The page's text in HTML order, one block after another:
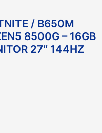
/ B650M
8500G – 16GB
27″ 144HZ